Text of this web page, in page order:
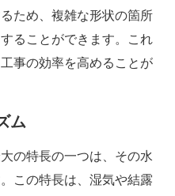
ため、複雑な形状の箇所
ることができます。これ
事の効率を高めることが
ム
の特長の一つは、その水
この特長は、湿気や結露